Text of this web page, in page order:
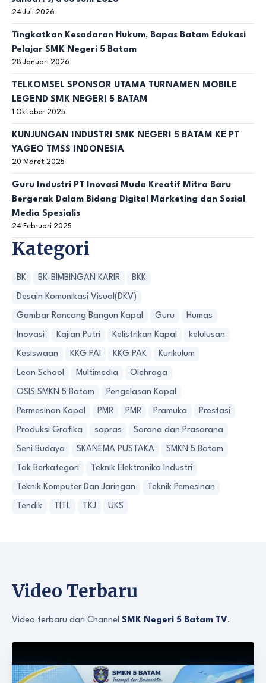
24 Juli 2026
Tingkatkan Kesadaran Hukum, Bapas Batam Edukasi
Pelajar SMK Negeri 5 Batam
28 Januari 2026
TELKOMSEL SPONSOR UTAMA TURNAMEN MOBILE
LEGEND SMK NEGERI 5 BATAM
1 Oktober 2025
KUNJUNGAN INDUSTRI SMK NEGERI 5 BATAM KE PT
YAGEO TMSS INDONESIA
20 Maret 2025
Guru Industri PT Inovasi Muda Kreatif Mitra Baru
Bergerak Dalam Bidang Digital Marketing dan Sosial
Media Spesialis
24 Februari 2025
Kategori
BK BK-BIMBINGAN KARIR BKK
Desain Komunikasi Visual(DKV)
Gambar Rancang Bangun Kapal Guru Humas
Inovasi Kajian Putri Kelistrikan Kapal kelulusan
Kesiswaan KKG PAI KKG PAK Kurikulum
Lean School Multimedia Olehraga
OSIS SMKN 5 Batam Pengelasan Kapal
Permesinan Kapal PMR PMR Pramuka Prestasi
Produksi Grafika sapras Sarana dan Prasarana
Seni Budaya SKANEMA PUSTAKA SMKN 5 Batam
Tak Berkategori Teknik Elektronika Industri
Teknik Komputer Dan Jaringan Teknik Pemesinan
Tendik TITL TKJ UKS
Video Terbaru
Video terbaru dari Channel SMK Negeri 5 Batam TV.